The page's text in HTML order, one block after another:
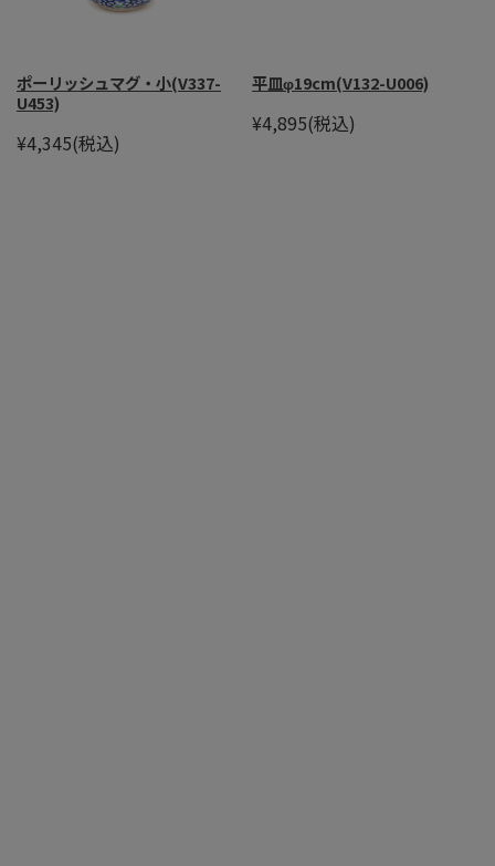
ポーリッシュマグ・小(V337-
U453)
¥4,345(税込)
平皿φ19cm(V132-U006)
¥4,895(税込)